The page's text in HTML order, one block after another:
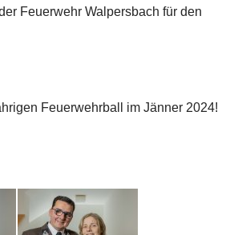
Feuerwehr Walpersbach für den
Feuerwehrball im Jänner 2024!